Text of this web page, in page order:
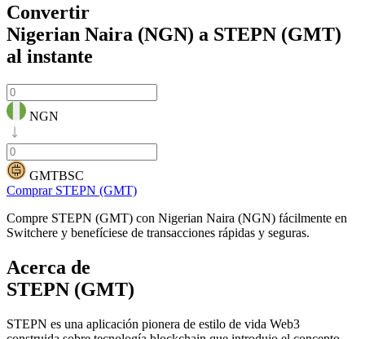
Convertir
Nigerian Naira (NGN) a STEPN (GMT)
al instante
NGN
GMTBSC
Comprar STEPN (GMT)
Compre STEPN (GMT) con Nigerian Naira (NGN) fácilmente en
Switchere y benefíciese de transacciones rápidas y seguras.
Acerca de
STEPN (GMT)
STEPN es una aplicación pionera de estilo de vida Web3